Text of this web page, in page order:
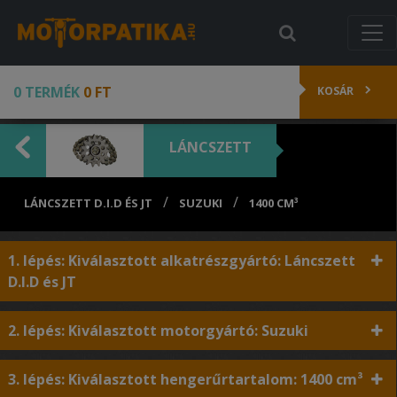
0 TERMÉK 0 FT KOSÁR
LÁNCSZETT
LÁNCSZETT D.I.D ÉS JT / SUZUKI / 1400 CM³
1. lépés: Kiválasztott alkatrészgyártó: Láncszett
D.I.D és JT
2. lépés: Kiválasztott motorgyártó: Suzuki
3. lépés: Kiválasztott hengerűrtartalom: 1400 cm³